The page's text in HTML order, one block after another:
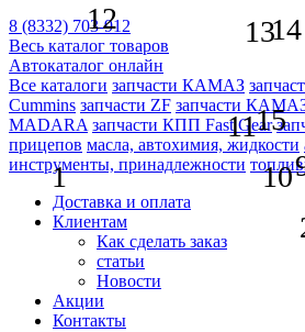
8 (8332) 703-912
Весь каталог товаров
Автокаталог онлайн
Все каталоги запчасти КАМАЗ
Cummins запчасти ZF запчасти
MADARA запчасти КПП Fast Gear
прицепов масла, автохимия, жидкости
инструменты, принадлежности
Доставка и оплата
Клиентам
Как сделать заказ
статьи
Новости
Акции
Контакты
13
15
14
1
12
11
10